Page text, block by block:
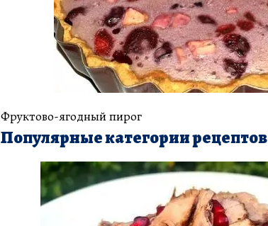
Фруктово-ягодный пирог
Популярные категории рецептов